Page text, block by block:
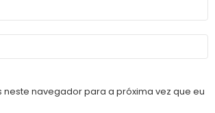
neste navegador para a próxima vez que eu